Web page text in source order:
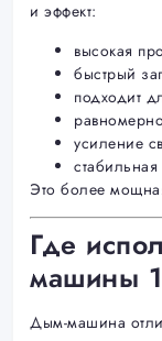
и эффект:
высокая
быстрый
подходит
усиление
стабильная
Это более
Где
машины
Дым-машина